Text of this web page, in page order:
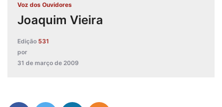
Voz dos Ouvidores
Joaquim Vieira
Edição 531
por
31 de março de 2009